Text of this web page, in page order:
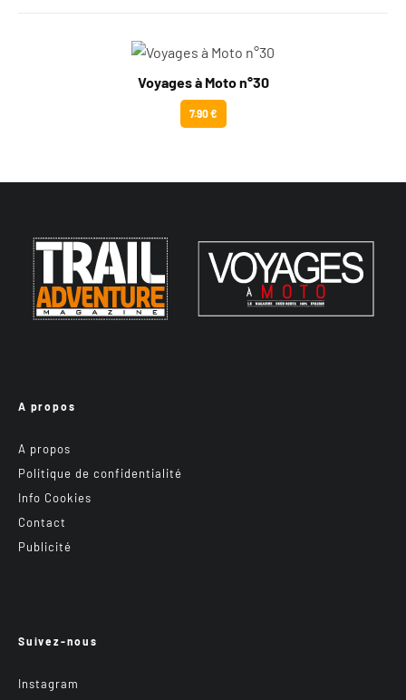
Voyages à Moto n°30
7.90 €
A propos
A propos
Politique de confidentialité
Info Cookies
Contact
Publicité
Suivez-nous
Instagram